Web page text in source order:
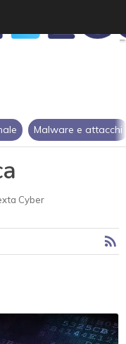
Malware e attacchi
Cyber